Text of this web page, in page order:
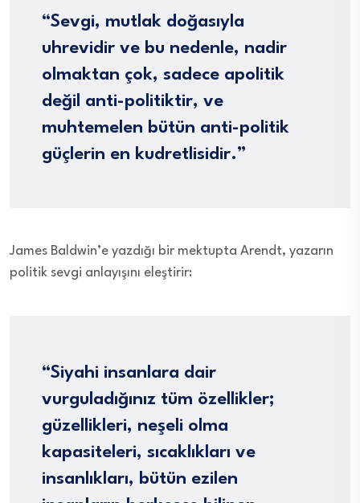
“Sevgi, mutlak doğasıyla
uhrevidir ve bu nedenle, nadir
olmaktan çok, sadece apolitik
değil anti-politiktir, ve
muhtemelen bütün anti-politik
güçlerin en kudretlisidir.”
James Baldwin’e yazdığı bir mektupta Arendt, yazarın
politik sevgi anlayışını eleştirir:
“Siyahi insanlara dair
vurguladığınız tüm özellikler;
güzellikleri, neşeli olma
kapasiteleri, sıcaklıkları ve
insanlıkları, bütün ezilen